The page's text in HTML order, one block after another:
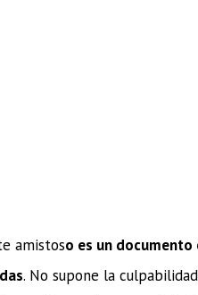
amistoso es un
. No supone la